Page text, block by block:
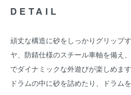
DETAIL
頑丈な構造に砂をしっかりグリップ
ヤ、防錆仕様のスチール車軸を備え
でダイナミックな外遊びが楽しめます
ドラムの中に砂を詰めたり、ドラム